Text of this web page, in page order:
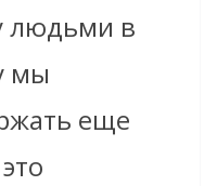
людьми в
мы
еще